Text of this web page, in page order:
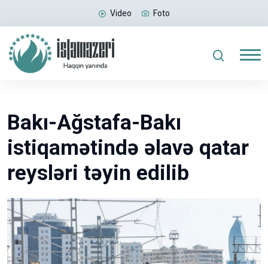
Video Foto
Bakı-Ağstafa-Bakı
istiqamətində əlavə qatar
reysləri təyin edilib